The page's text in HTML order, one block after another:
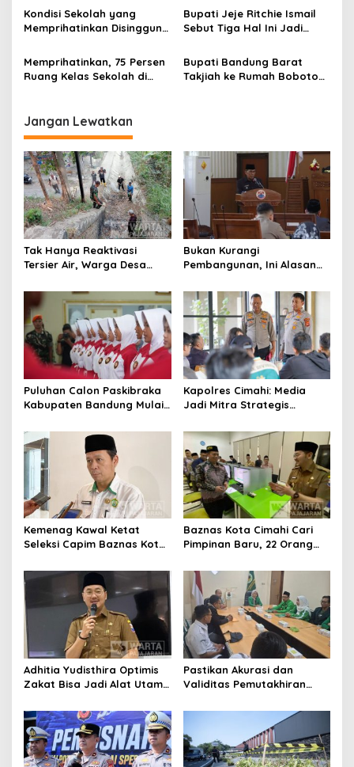
s
Pakai Qris
Desa
Kondisi Sekolah yang
Memprihatinkan Disinggung
HUT ke-18 Bandung Barat
Bupati Jeje Ritchie Ismail
Sebut Tiga Hal Ini Jadi
Memprihatinkan, 75 Persen
Ruang Kelas Sekolah di
Bupati Bandung Barat
Takjiah ke Rumah Bobotoh
Jangan Lewatkan
Tak Hanya Reaktivasi
Tersier Air, Warga Desa
Alternatif di Padalarang
Bukan Kurangi
Pembangunan, Ini Alasan
Pengurangan Belanja
Daerah
Puluhan Calon Paskibraka
Kabupaten Bandung Mulai
Kapolres Cimahi: Media
Jadi Mitra Strategis
Publik
Kemenag Kawal Ketat
Seleksi Capim Baznas Kota
Komisioner Baznas
Berintegritas
Baznas Kota Cimahi Cari
Pimpinan Baru, 22 Orang
Adhitia Yudisthira Optimis
Zakat Bisa Jadi Alat Utama
Kota Cimahi
Pastikan Akurasi dan
Validitas Pemutakhiran
Cimahi Lakukan